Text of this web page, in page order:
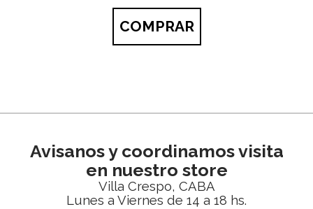
COMPRAR
Avisanos y coordinamos visita
en nuestro store
Villa Crespo, CABA
Lunes a Viernes de 14 a 18 hs.